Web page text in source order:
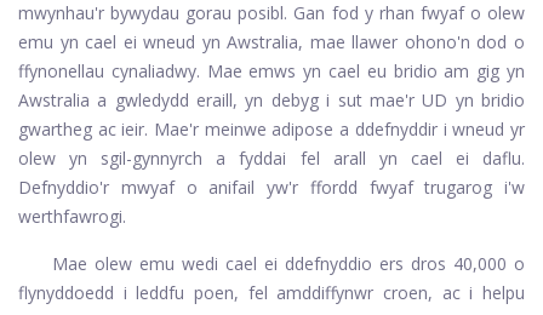
mwynhau'r bywydau gorau posibl. Gan fod y rhan fwyaf o olew
emu yn cael ei wneud yn Awstralia, mae llawer ohono'n dod o
ffynonellau cynaliadwy. Mae emws yn cael eu bridio am gig yn
Awstralia a gwledydd eraill, yn debyg i sut mae'r UD yn bridio
gwartheg ac ieir. Mae'r meinwe adipose a ddefnyddir i wneud yr
olew yn sgil-gynnyrch a fyddai fel arall yn cael ei daflu.
Defnyddio'r mwyaf o anifail yw'r ffordd fwyaf trugarog i'w
werthfawrogi.
Mae olew emu wedi cael ei ddefnyddio ers dros 40,000 o
flynyddoedd i leddfu poen, fel amddiffynwr croen, ac i helpu